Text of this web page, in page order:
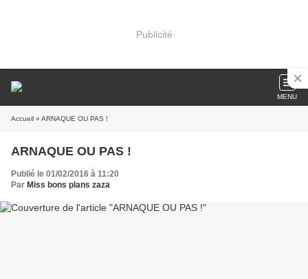
Publicité
MENU
Accueil » ARNAQUE OU PAS !
ARNAQUE OU PAS !
Publié le 01/02/2016 à 11:20
Par Miss bons plans zaza